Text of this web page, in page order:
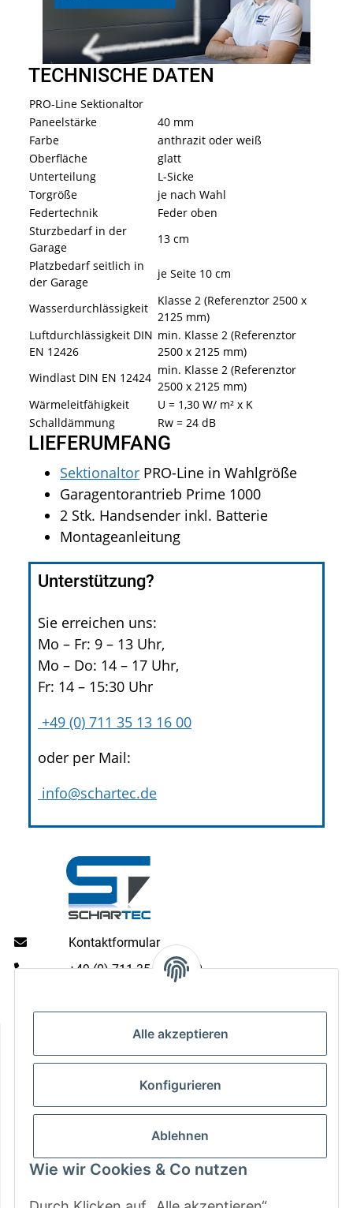
Alle akzeptieren
Konfigurieren
Ablehnen
Wie wir Cookies & Co nutzen
TECHNISCHE DATEN
PRO-Line Sektionaltor
Paneelstärke
40 mm
Farbe
anthrazit oder weiß
Oberfläche
glatt
Unterteilung
L-Sicke
Torgröße
je nach Wahl
Federtechnik
Feder oben
Sturzbedarf in der
Garage
13 cm
Platzbedarf seitlich in
der Garage
je Seite 10 cm
Wasserdurchlässigkeit
Klasse 2 (Referenztor 2500 x
2125 mm)
Luftdurchlässigkeit DIN
EN 12426
min. Klasse 2 (Referenztor
2500 x 2125 mm)
Windlast DIN EN 12424
min. Klasse 2 (Referenztor
2500 x 2125 mm)
Wärmeleitfähigkeit
U = 1,30 W/ m² x K
Schalldämmung
Rw = 24 dB
LIEFERUMFANG
Sektionaltor PRO-Line in Wahlgröße
Garagentorantrieb Prime 1000
2 Stk. Handsender inkl. Batterie
Montageanleitung
Unterstützung?
Sie erreichen uns:
Mo – Fr: 9 – 13 Uhr,
Mo – Do: 14 – 17 Uhr,
Fr: 14 – 15:30 Uhr
+49 (0) 711 35 13 16 00
oder per Mail:
info@schartec.de
Kontaktformular
+49 (0) 711 35 13 16 00
Gesetzliche Informationen